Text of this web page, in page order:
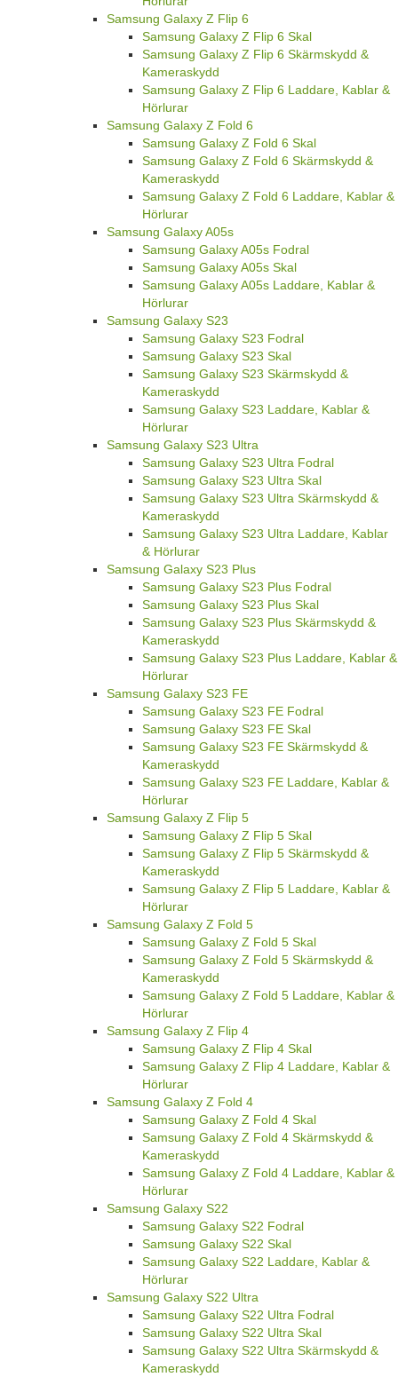
Samsung Galaxy Z Flip 6
Samsung Galaxy Z Flip 6 Skal
Samsung Galaxy Z Flip 6 Skärmskydd &
Kameraskydd
Samsung Galaxy Z Flip 6 Laddare, Kablar &
Hörlurar
Samsung Galaxy Z Fold 6
Samsung Galaxy Z Fold 6 Skal
Samsung Galaxy Z Fold 6 Skärmskydd &
Kameraskydd
Samsung Galaxy Z Fold 6 Laddare, Kablar &
Hörlurar
Samsung Galaxy A05s
Samsung Galaxy A05s Fodral
Samsung Galaxy A05s Skal
Samsung Galaxy A05s Laddare, Kablar &
Hörlurar
Samsung Galaxy S23
Samsung Galaxy S23 Fodral
Samsung Galaxy S23 Skal
Samsung Galaxy S23 Skärmskydd &
Kameraskydd
Samsung Galaxy S23 Laddare, Kablar &
Hörlurar
Samsung Galaxy S23 Ultra
Samsung Galaxy S23 Ultra Fodral
Samsung Galaxy S23 Ultra Skal
Samsung Galaxy S23 Ultra Skärmskydd &
Kameraskydd
Samsung Galaxy S23 Ultra Laddare, Kablar
& Hörlurar
Samsung Galaxy S23 Plus
Samsung Galaxy S23 Plus Fodral
Samsung Galaxy S23 Plus Skal
Samsung Galaxy S23 Plus Skärmskydd &
Kameraskydd
Samsung Galaxy S23 Plus Laddare, Kablar &
Hörlurar
Samsung Galaxy S23 FE
Samsung Galaxy S23 FE Fodral
Samsung Galaxy S23 FE Skal
Samsung Galaxy S23 FE Skärmskydd &
Kameraskydd
Samsung Galaxy S23 FE Laddare, Kablar &
Hörlurar
Samsung Galaxy Z Flip 5
Samsung Galaxy Z Flip 5 Skal
Samsung Galaxy Z Flip 5 Skärmskydd &
Kameraskydd
Samsung Galaxy Z Flip 5 Laddare, Kablar &
Hörlurar
Samsung Galaxy Z Fold 5
Samsung Galaxy Z Fold 5 Skal
Samsung Galaxy Z Fold 5 Skärmskydd &
Kameraskydd
Samsung Galaxy Z Fold 5 Laddare, Kablar &
Hörlurar
Samsung Galaxy Z Flip 4
Samsung Galaxy Z Flip 4 Skal
Samsung Galaxy Z Flip 4 Laddare, Kablar &
Hörlurar
Samsung Galaxy Z Fold 4
Samsung Galaxy Z Fold 4 Skal
Samsung Galaxy Z Fold 4 Skärmskydd &
Kameraskydd
Samsung Galaxy Z Fold 4 Laddare, Kablar &
Hörlurar
Samsung Galaxy S22
Samsung Galaxy S22 Fodral
Samsung Galaxy S22 Skal
Samsung Galaxy S22 Laddare, Kablar &
Hörlurar
Samsung Galaxy S22 Ultra
Samsung Galaxy S22 Ultra Fodral
Samsung Galaxy S22 Ultra Skal
Samsung Galaxy S22 Ultra Skärmskydd &
Kameraskydd